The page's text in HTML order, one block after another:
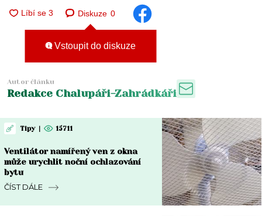
Diskuze 0
Vstoupit do diskuze
Autor článku
Redakce Chalupáři-Zahrádkáři
Tipy | 15711
Ventilátor namířený ven z okna
může urychlit noční ochlazování
bytu
ČÍST DÁLE